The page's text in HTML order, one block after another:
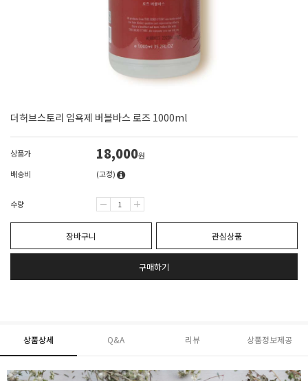
더허브스토리 입욕제 버블바스 로즈 1000ml
상품가 18,000원
배송비
(고정)
수량
장바구니 관심상품
구매하기
상품상세 Q&A 리뷰 상품정보제공